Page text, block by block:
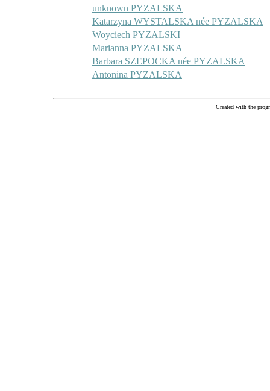
unknown PYZALSKA
Katarzyna WYSTALSKA née PYZALSKA
Woyciech PYZALSKI
Marianna PYZALSKA
Barbara SZEPOCKA née PYZALSKA
Antonina PYZALSKA
Created with the